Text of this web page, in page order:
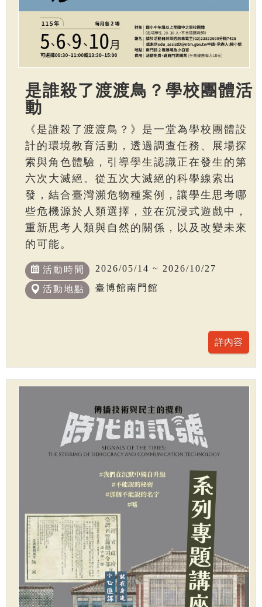
是誰殺了渡渡鳥？學校團體活
動
《是誰殺了渡渡鳥？》是一堂為學校團體設
計的環境教育活動，透過調查任務、展場探
索與角色體驗，引導學生認識正在發生的第
六次大滅絕。從五次大滅絕的科學線索出
發，結合臺灣瀕危物種案例，讓學生思考哪
些危機源於人類選擇，並在沉浸式遊戲中，
重新思考人類與自然的關係，以及改變未來
的可能。
活動時間 2026/05/14 ~ 2026/10/27
活動地點 臺博館南門館